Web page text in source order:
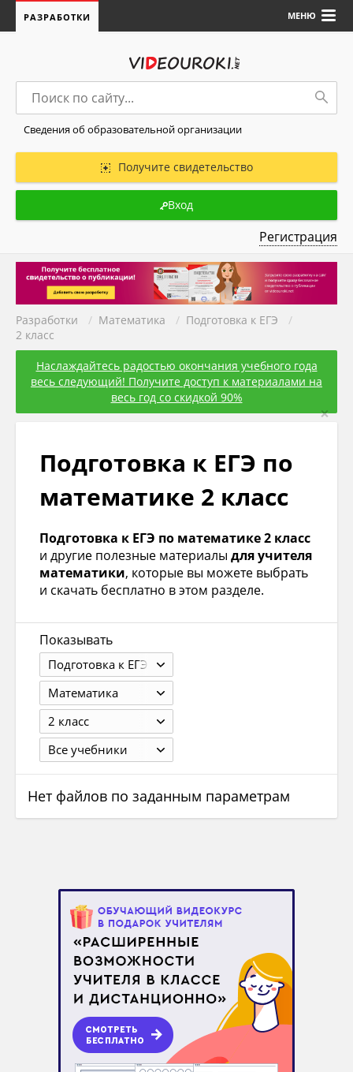
МЕНЮ
РАЗРАБОТКИ
Сведения об образовательной организации
Получите свидетельство
Вход
Регистрация
Разработки / Математика / Подготовка к ЕГЭ
/
2 класс
Наслаждайтесь радостью окончания учебного года
весь следующий! Получите доступ к материалами на
весь год со скидкой 90%
×
Подготовка к ЕГЭ по
математике 2 класс
Подготовка к ЕГЭ по математике 2 класс
и другие полезные материалы для учителя
математики, которые вы можете выбрать
и скачать бесплатно в этом разделе.
Показывать
Подготовка к ЕГЭ
Математика
2 класс
Все учебники
Нет файлов по заданным параметрам